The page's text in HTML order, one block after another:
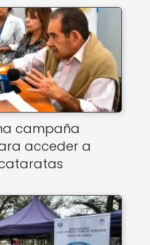
campaña
acceder a